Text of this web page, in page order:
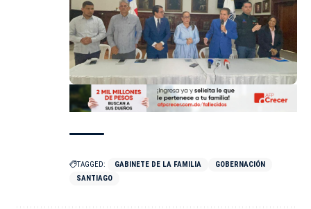
TAGGED: GABINETE DE LA FAMILIA
GOBERNACIÓN
SANTIAGO